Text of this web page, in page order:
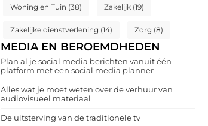
Woning en Tuin (38) Zakelijk (19)
Zakelijke dienstverlening (14) Zorg (8)
MEDIA EN BEROEMDHEDEN
Plan al je social media berichten vanuit één
platform met een social media planner
Alles wat je moet weten over de verhuur van
audiovisueel materiaal
De uitsterving van de traditionele tv